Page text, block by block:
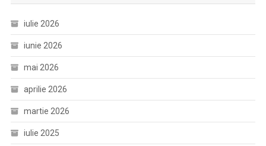
iulie 2026
iunie 2026
mai 2026
aprilie 2026
martie 2026
iulie 2025